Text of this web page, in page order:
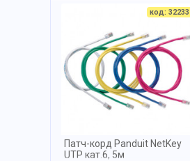
код: 32233
Патч-корд Panduit NetKey
UTP кат.6, 5м